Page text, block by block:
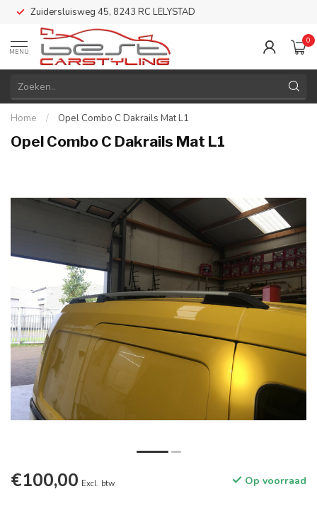
Zuidersluisweg 45, 8243 RC LELYSTAD
MENU
0
Home / Opel Combo C Dakrails Mat L1
Opel Combo C Dakrails Mat L1
€100,00 Excl. btw Op voorraad